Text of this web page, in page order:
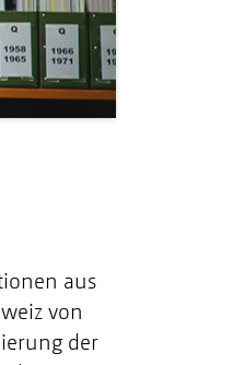
aus
von
der